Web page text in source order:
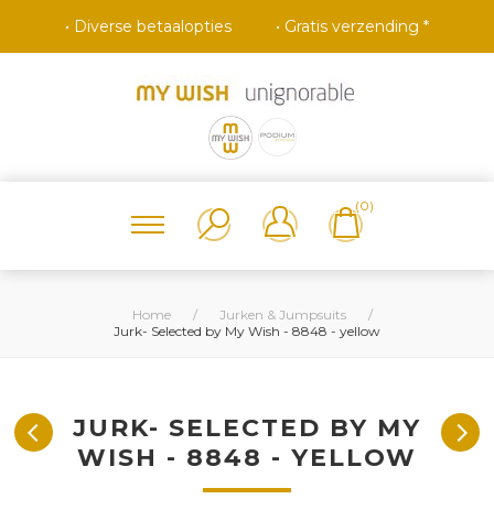
• Diverse betaalopties • Gratis verzending *
(0)
Home / Jurken & Jumpsuits
/
Jurk- Selected by My Wish - 8848 - yellow
JURK- SELECTED BY MY
WISH - 8848 - YELLOW